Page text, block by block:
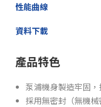
性能曲線
資料下載
產品特色
泵浦機身製造牢固
採用無密封（無機